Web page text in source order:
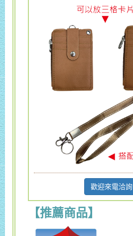
歡迎來電洽詢
【推薦商品】